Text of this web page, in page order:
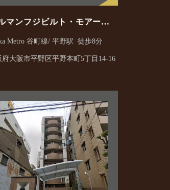
マンフジビルト・モアー谷
Osaka Metro 谷町線/ 平野駅 徒歩8分
府大阪市平野区平野本町5丁目14-16